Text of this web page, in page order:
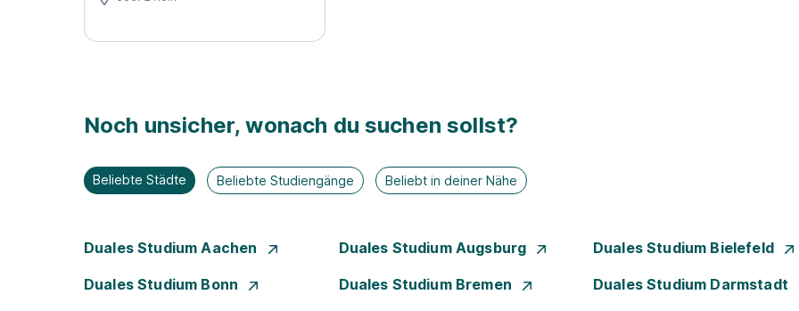
Noch unsicher, wonach du suchen sollst?
Beliebte Städte Beliebte Studiengänge Beliebt in deiner Nähe
Duales Studium Aachen Duales Studium Augsburg Duales Studium Bielefeld
Duales Studium Bonn Duales Studium Bremen Duales Studium Darmstadt